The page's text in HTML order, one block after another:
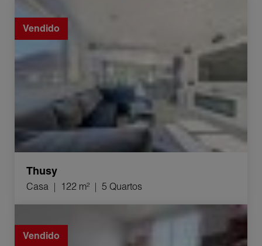
Venda Casa Thusy 5 Quartos 122 m²
Vendido
Thusy
Casa 122 m² 5 Quartos
Venda Apartamento Pringy 4 Quartos 67.82 m²
Vendido